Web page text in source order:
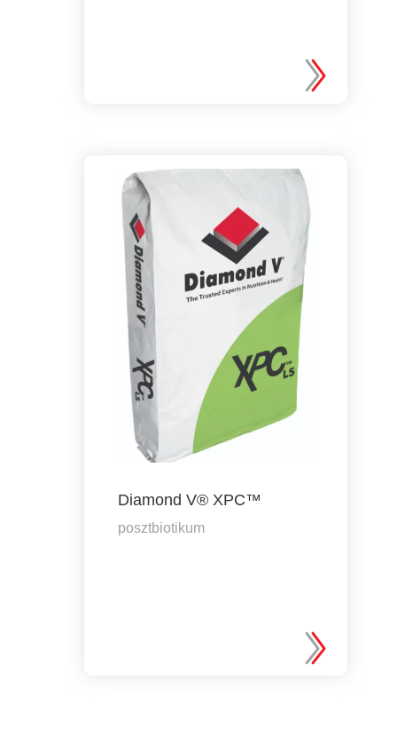
Diamond V® XPC™
posztbiotikum